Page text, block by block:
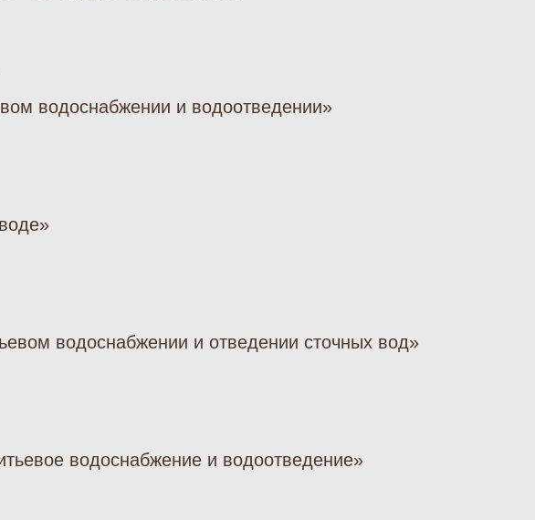
водоснабжении и водоотведении»
водоснабжении и отведении сточных вод»
водоснабжение и водоотведение»